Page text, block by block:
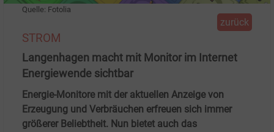
Quelle: Fotolia
zurück
STROM
Langenhagen macht mit Monitor im Internet
Energiewende sichtbar
Energie-Monitore mit der aktuellen Anzeige von
Erzeugung und Verbräuchen erfreuen sich immer
größerer Beliebtheit. Nun bietet auch das